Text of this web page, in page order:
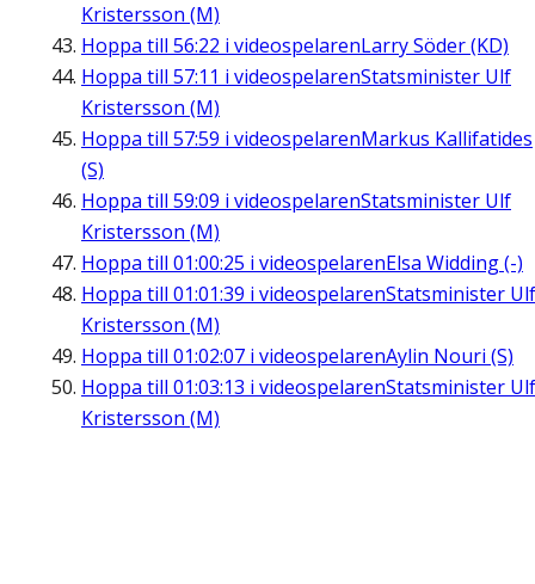
Kristersson (M)
Hoppa till 56:22 i videospelarenLarry Söder (KD)
Hoppa till 57:11 i videospelarenStatsminister Ulf
Kristersson (M)
Hoppa till 57:59 i videospelarenMarkus Kallifatides
(S)
Hoppa till 59:09 i videospelarenStatsminister Ulf
Kristersson (M)
Hoppa till 01:00:25 i videospelarenElsa Widding (-)
Hoppa till 01:01:39 i videospelarenStatsminister Ulf
Kristersson (M)
Hoppa till 01:02:07 i videospelarenAylin Nouri (S)
Hoppa till 01:03:13 i videospelarenStatsminister Ulf
Kristersson (M)